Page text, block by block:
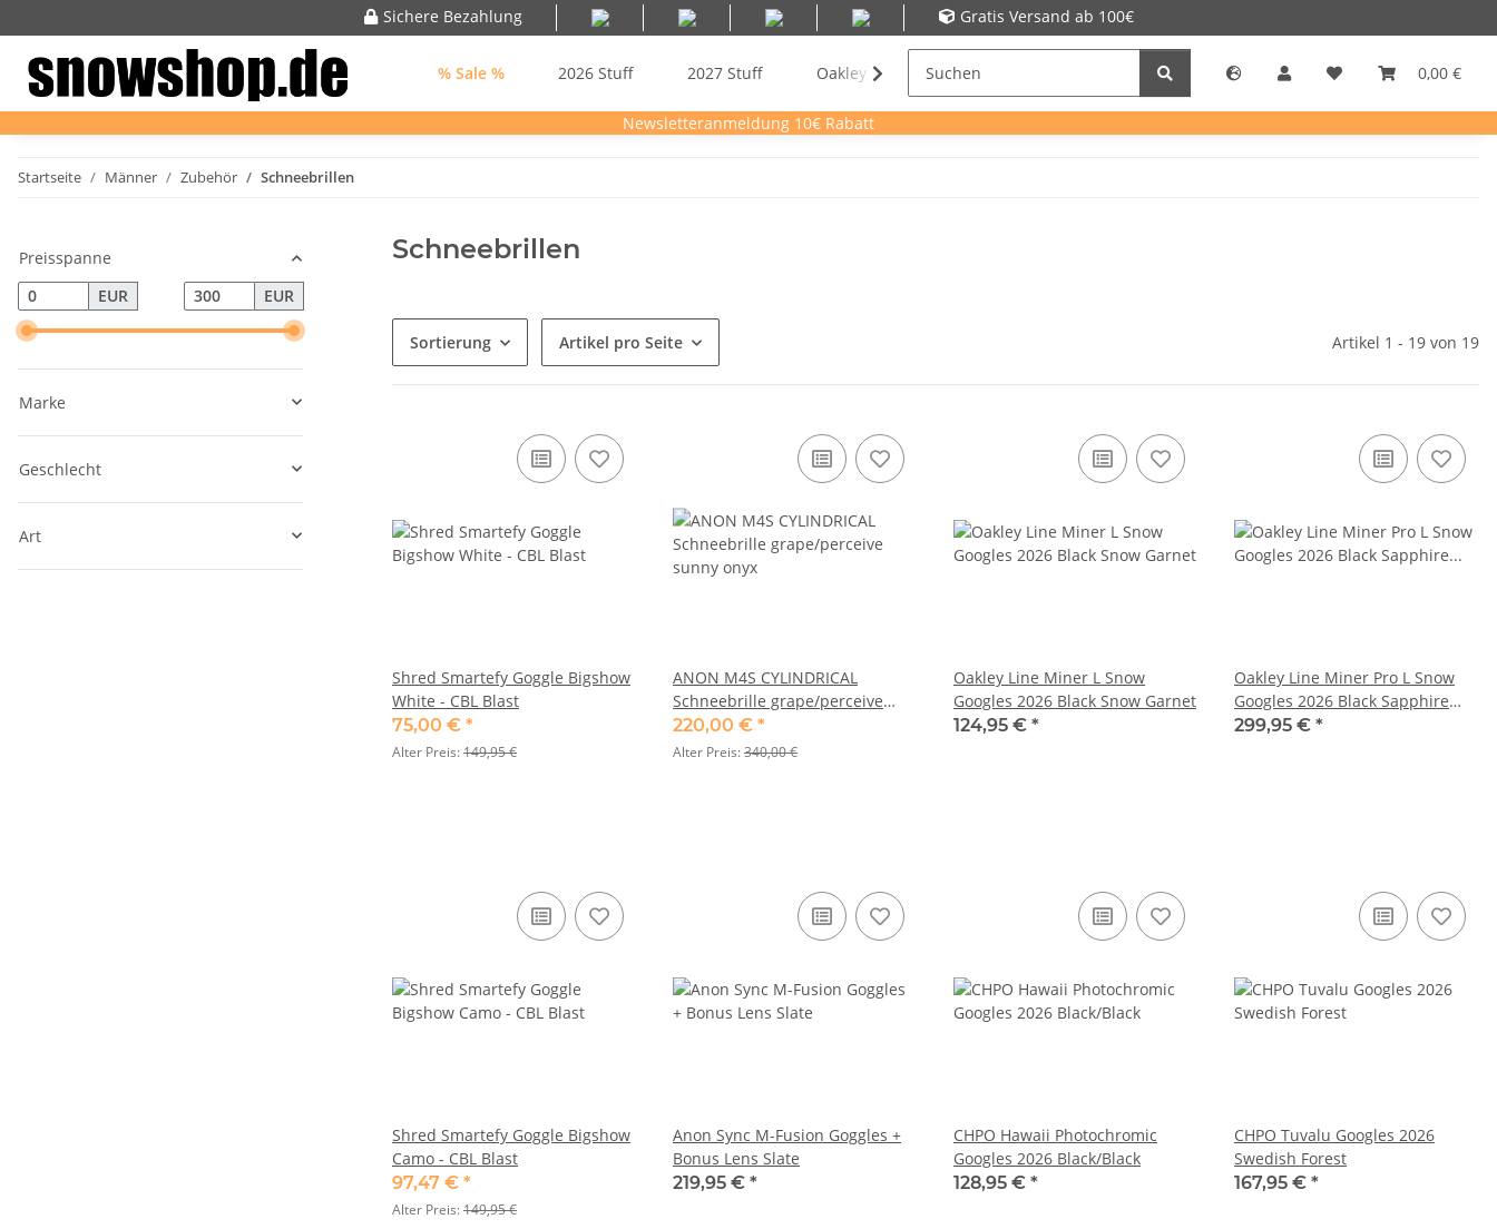
Sichere Bezahlung Gratis Versand ab 100€
0,00 €
% Sale % 2026 Stuff 2027 Stuff Oakley Meta AI Sonnenbrillen Frauen Kinder SUP
Newsletteranmeldung 10€ Rabatt
Startseite Männer Zubehör Schneebrillen
Schneebrillen
Sortierung Artikel pro Seite Artikel 1 - 19 von 19
Shred Smartefy Goggle Bigshow
White - CBL Blast
75,00 € *
Alter Preis:149,95 €
ANON M4S CYLINDRICAL
Schneebrille grape/perceive
sunny onyx
220,00 € *
Alter Preis:340,00 €
Oakley Line Miner L Snow
Googles 2026 Black Snow Garnet
124,95 € *
Oakley Line Miner Pro L Snow
Googles 2026 Black Sapphire
Iridium + Extra Lens
299,95 € *
Shred Smartefy Goggle Bigshow
Camo - CBL Blast
97,47 € *
Alter Preis:149,95 €
Anon Sync M-Fusion Goggles +
Bonus Lens Slate
219,95 € *
CHPO Hawaii Photochromic
Googles 2026 Black/Black
128,95 € *
CHPO Tuvalu Googles 2026
Swedish Forest
167,95 € *
Preisspanne
EUR
EUR
Marke
Geschlecht
Art